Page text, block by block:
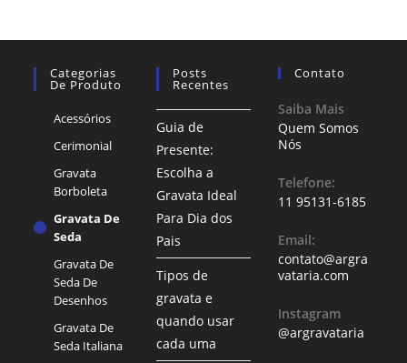
Categorias
De Produto
Acessórios
Cerimonial
Gravata
Borboleta
Gravata De
Seda
Gravata De
Seda De
Desenhos
Gravata De
Seda Italiana
Posts
Recentes
Guia de
Presente:
Escolha a
Gravata Ideal
Para Dia dos
Pais
Tipos de
gravata e
quando usar
cada uma
Contato
Saiba Mais
Quem Somos
Nós
Telefone:
11 95131-6185
Email:
contato@argra
vataria.com
Instagram
@argravataria